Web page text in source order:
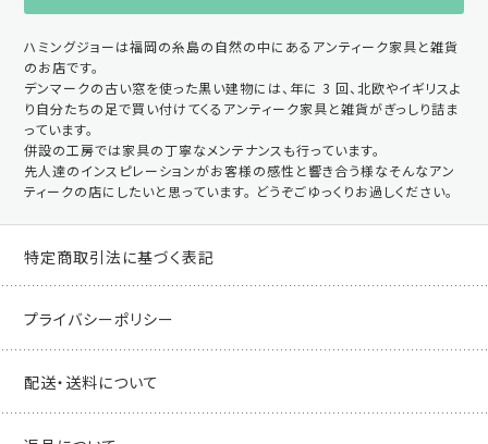
ハミングジョーは福岡の糸島の自然の中にあるアンティーク家具と雑貨
のお店です。
デンマークの古い窓を使った黒い建物には、年に 3 回、北欧やイギリスよ
り自分たちの足で買い付けてくるアンティーク家具と雑貨がぎっしり詰ま
っています。
併設の工房では家具の丁寧なメンテナンスも行っています。
先人達のインスピレーションがお客様の感性と響き合う様なそんなアン
ティークの店にしたいと思っています。 どうぞごゆっくりお過しください。
特定商取引法に基づく表記
プライバシーポリシー
配送・送料について